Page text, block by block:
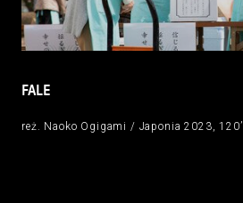
FALE
reż. Naoko Ogigami / Japonia 2023, 120’